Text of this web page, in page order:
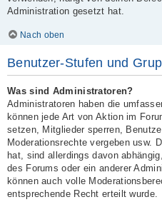
Administration gesetzt hat.
Nach oben
Benutzer-Stufen und
Was sind Administratoren?
Administratoren haben die
können jede Art von Aktion im
setzen, Mitglieder sperren,
Moderationsrechte vergeben usw.
hat, sind allerdings davon
des Forums oder ein anderer
können auch volle
entsprechende Recht erteilt wurde.